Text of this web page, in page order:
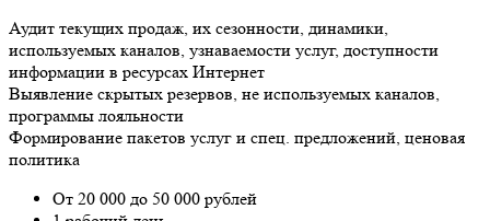
Аудит текущих продаж, их сезонности, динамики,
используемых каналов, узнаваемости услуг, доступности
информации в ресурсах Интернет
Выявление скрытых резервов, не используемых каналов,
программы лояльности
Формирование пакетов услуг и спец. предложений, ценовая
политика
От 20 000 до 50 000 рублей